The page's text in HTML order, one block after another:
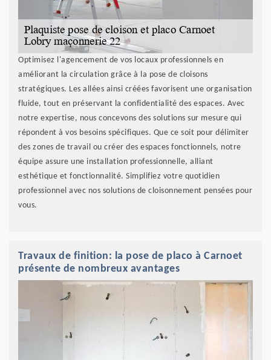
Optimisez l'agencement de vos locaux professionnels en
améliorant la circulation grâce à la pose de cloisons
stratégiques. Les allées ainsi créées favorisent une organisation
fluide, tout en préservant la confidentialité des espaces. Avec
notre expertise, nous concevons des solutions sur mesure qui
répondent à vos besoins spécifiques. Que ce soit pour délimiter
des zones de travail ou créer des espaces fonctionnels, notre
équipe assure une installation professionnelle, alliant
esthétique et fonctionnalité. Simplifiez votre quotidien
professionnel avec nos solutions de cloisonnement pensées pour
vous.
Travaux de finition: la pose de placo à Carnoet
présente de nombreux avantages